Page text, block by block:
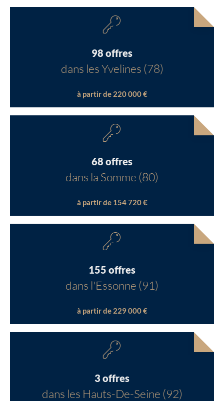
98 offres
dans les Yvelines (78)
à partir de 220 000 €
68 offres
dans la Somme (80)
à partir de 154 720 €
155 offres
dans l'Essonne (91)
à partir de 229 000 €
3 offres
dans les Hauts-De-Seine (92)